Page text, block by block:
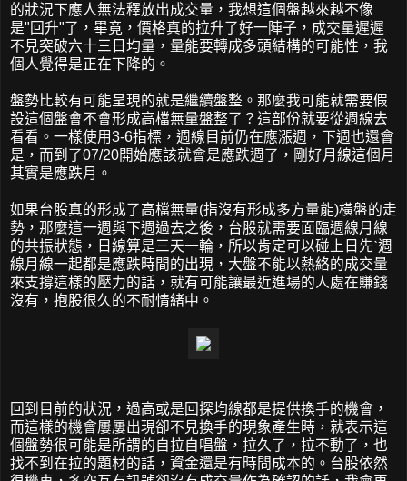
的狀況下應人無法釋放出成交量，我想這個盤越來越不像
是"回升"了，畢竟，價格真的拉升了好一陣子，成交量遲遲
不見突破六十三日均量，量能要轉成多頭結構的可能性，我
個人覺得是正在下降的。
盤勢比較有可能呈現的就是繼續盤整。那麼我可能就需要假
設這個盤會不會形成高檔無量盤整了？這部份就要從週線去
看看。一樣使用3-6指標，週線目前仍在應漲週，下週也還會
是，而到了07/20開始應該就會是應跌週了，剛好月線這個月
其實是應跌月。
如果台股真的形成了高檔無量(指沒有形成多方量能)橫盤的走
勢，那麼這一週與下週過去之後，台股就需要面臨週線月線
的共振狀態，日線算是三天一輪，所以肯定可以碰上日先ˋ週
線月線一起都是應跌時間的出現，大盤不能以熱絡的成交量
來支撐這樣的壓力的話，就有可能讓最近進場的人處在賺錢
沒有，抱股很久的不耐情緒中。
回到目前的狀況，過高或是回探均線都是提供換手的機會，
而這樣的機會屢屢出現卻不見換手的現象產生時，就表示這
個盤勢很可能是所謂的自拉自唱盤，拉久了，拉不動了，也
找不到在拉的題材的話，資金還是有時間成本的。台股依然